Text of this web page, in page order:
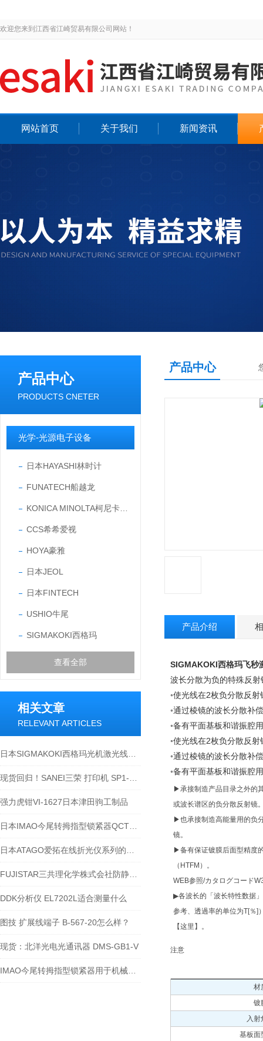
欢迎您来到江西省江崎贸易有限公司网站！
网站首页 关于我们 新闻资讯
产品中心
PRODUCTS CNETER
光学-光源电子设备
日本HAYASHI林时计
FUNATECH船越龙
CCS希希爱视
HOYA豪雅
日本JEOL
日本FINTECH
USHIO牛尾
SIGMAKOKI西格玛
查看全部
相关文章
RELEVANT ARTICLES
强力虎钳VI-1627日本津田驹工制品
DDK分析仪 EL7202L适合测量什么
图技 扩展线端子 B-567-20怎么样？
现货：北洋光电光通讯器 DMS-GB1-V
产品中心
产品介绍
SIGMAKOKI西格玛飞秒
波长分散为负的特殊反
◦使光线在2枚负分散反
◦通过棱镜的波长分散补
◦备有平面基板和谐振腔
◦使光线在2枚负分散反
◦通过棱镜的波长分散补
◦备有平面基板和谐振腔
▶承接制造产品目录之外的
或波长谱区的负分散反射镜
▶也承接制造高能量用的负
镜。
▶备有保证镀膜后面型精度
（HTFM）。
WEB参照/カタログコード
▶各波长的「波长特性数据
参考、透過率的单位为T[％]
【这里】。
注意
材
镀
入射
基板面